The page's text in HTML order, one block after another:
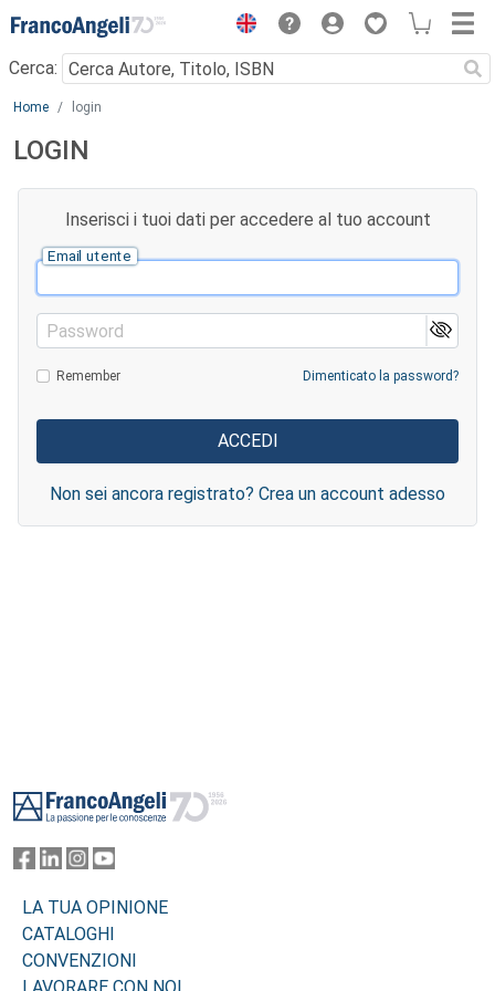
Menu
Cerca:
Main content
Home login
LOGIN
Inserisci i tuoi dati per accedere al tuo account
Email utente
Password
Remember Dimenticato la password?
Non sei ancora registrato? Crea un account adesso
LA TUA OPINIONE
CATALOGHI
CONVENZIONI